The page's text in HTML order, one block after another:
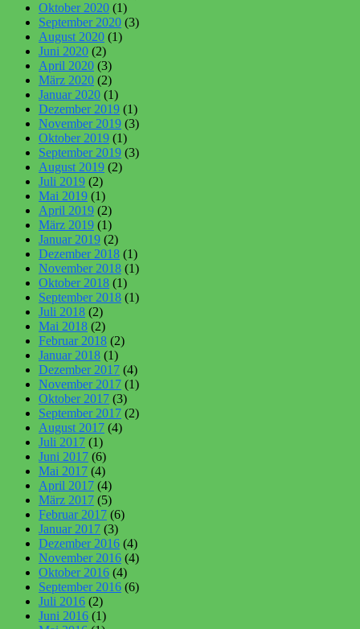
Oktober 2020 (1)
September 2020 (3)
August 2020 (1)
Juni 2020 (2)
April 2020 (3)
März 2020 (2)
Januar 2020 (1)
Dezember 2019 (1)
November 2019 (3)
Oktober 2019 (1)
September 2019 (3)
August 2019 (2)
Juli 2019 (2)
Mai 2019 (1)
April 2019 (2)
März 2019 (1)
Januar 2019 (2)
Dezember 2018 (1)
November 2018 (1)
Oktober 2018 (1)
September 2018 (1)
Juli 2018 (2)
Mai 2018 (2)
Februar 2018 (2)
Januar 2018 (1)
Dezember 2017 (4)
November 2017 (1)
Oktober 2017 (3)
September 2017 (2)
August 2017 (4)
Juli 2017 (1)
Juni 2017 (6)
Mai 2017 (4)
April 2017 (4)
März 2017 (5)
Februar 2017 (6)
Januar 2017 (3)
Dezember 2016 (4)
November 2016 (4)
Oktober 2016 (4)
September 2016 (6)
Juli 2016 (2)
Juni 2016 (1)